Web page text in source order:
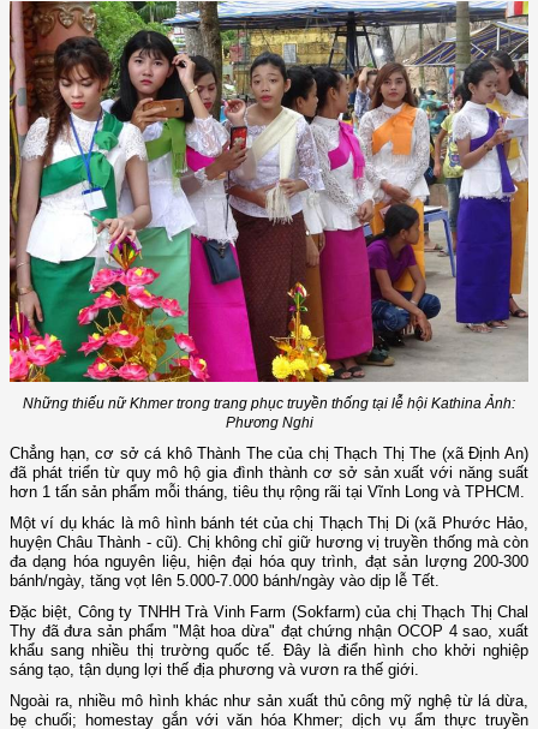
Những thiếu nữ Khmer trong trang phục truyền thống tại lễ hội Kathina Ảnh:
Phương Nghi
Chẳng hạn, cơ sở cá khô Thành The của chị Thạch Thị The (xã Định An)
đã phát triển từ quy mô hộ gia đình thành cơ sở sản xuất với năng suất
hơn 1 tấn sản phẩm mỗi tháng, tiêu thụ rộng rãi tại Vĩnh Long và TPHCM.
Một ví dụ khác là mô hình bánh tét của chị Thạch Thị Di (xã Phước Hảo,
huyện Châu Thành - cũ). Chị không chỉ giữ hương vị truyền thống mà còn
đa dạng hóa nguyên liệu, hiện đại hóa quy trình, đạt sản lượng 200-300
bánh/ngày, tăng vọt lên 5.000-7.000 bánh/ngày vào dịp lễ Tết.
Đặc biệt, Công ty TNHH Trà Vinh Farm (Sokfarm) của chị Thạch Thị Chal
Thy đã đưa sản phẩm "Mật hoa dừa" đạt chứng nhận OCOP 4 sao, xuất
khẩu sang nhiều thị trường quốc tế. Đây là điển hình cho khởi nghiệp
sáng tạo, tận dụng lợi thế địa phương và vươn ra thế giới.
Ngoài ra, nhiều mô hình khác như sản xuất thủ công mỹ nghệ từ lá dừa,
bẹ chuối; homestay gắn với văn hóa Khmer; dịch vụ ẩm thực truyền